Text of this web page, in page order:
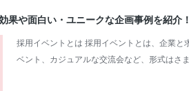
果や面白い・ユニークな企画事例を紹介
採用イベントとは 採用イベントとは、企業
ベント、カジュアルな交流会など、形式は